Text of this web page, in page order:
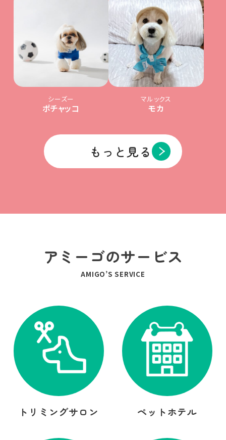
シーズー
ポチャッコ
マルックス
モカ
もっと見る
アミーゴのサービス
AMIGO’S SERVICE
トリミングサロン ペットホテル